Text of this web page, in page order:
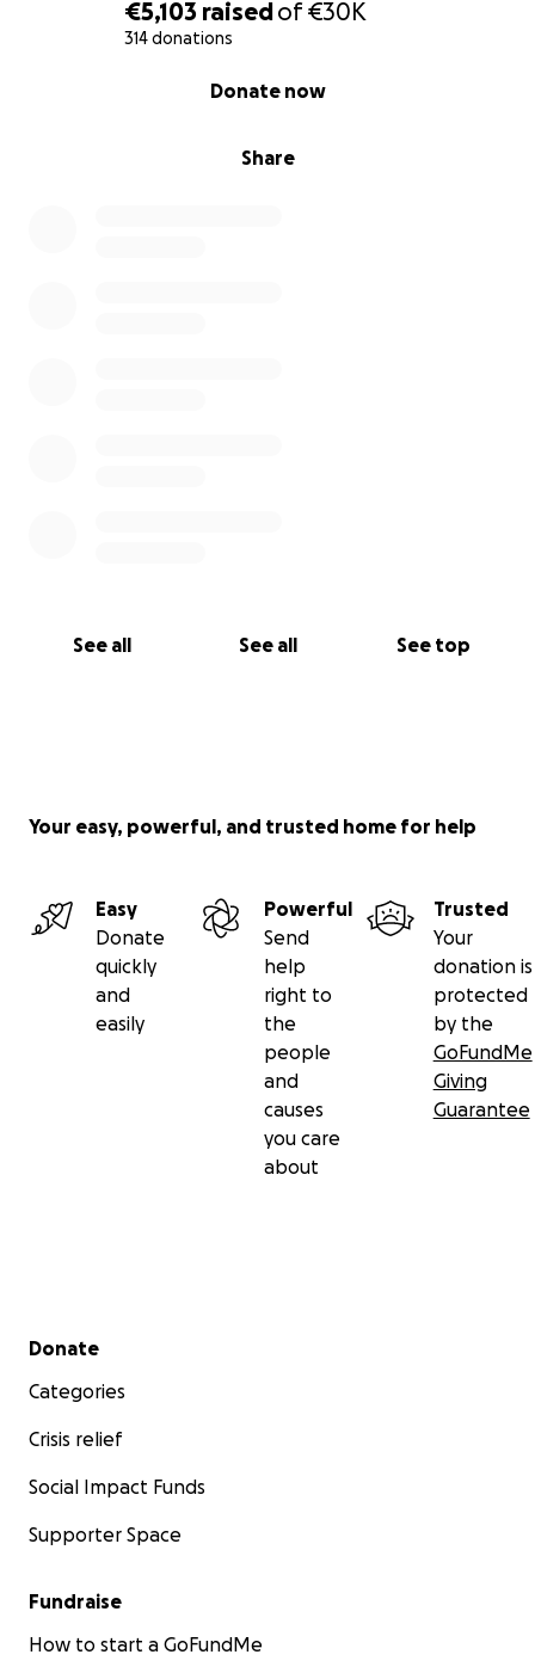
€5,103 raisedof€30K
314 donations
Share
Donate now
See all See all See top
Your easy, powerful, and trusted home for help
Easy
Donate
quickly
and
easily
Powerful
Send
help
right to
the
people
and
causes
you care
about
Trusted
Your
donation is
protected
by the
GoFundMe
Giving
Guarantee
Secondary menu
Donate
Categories
Crisis relief
Social Impact Funds
Supporter Space
Fundraise
How to start a GoFundMe